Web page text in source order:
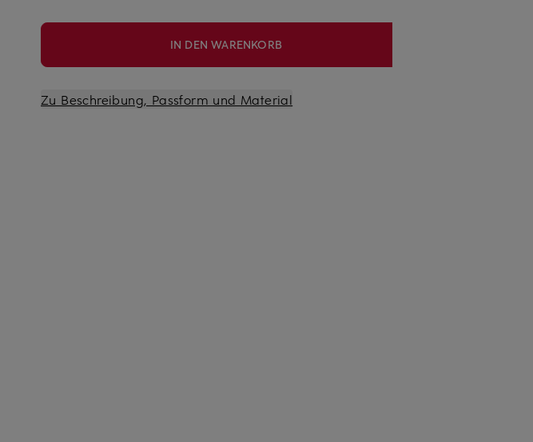
IN DEN WARENKORB
Zu Beschreibung, Passform und Material